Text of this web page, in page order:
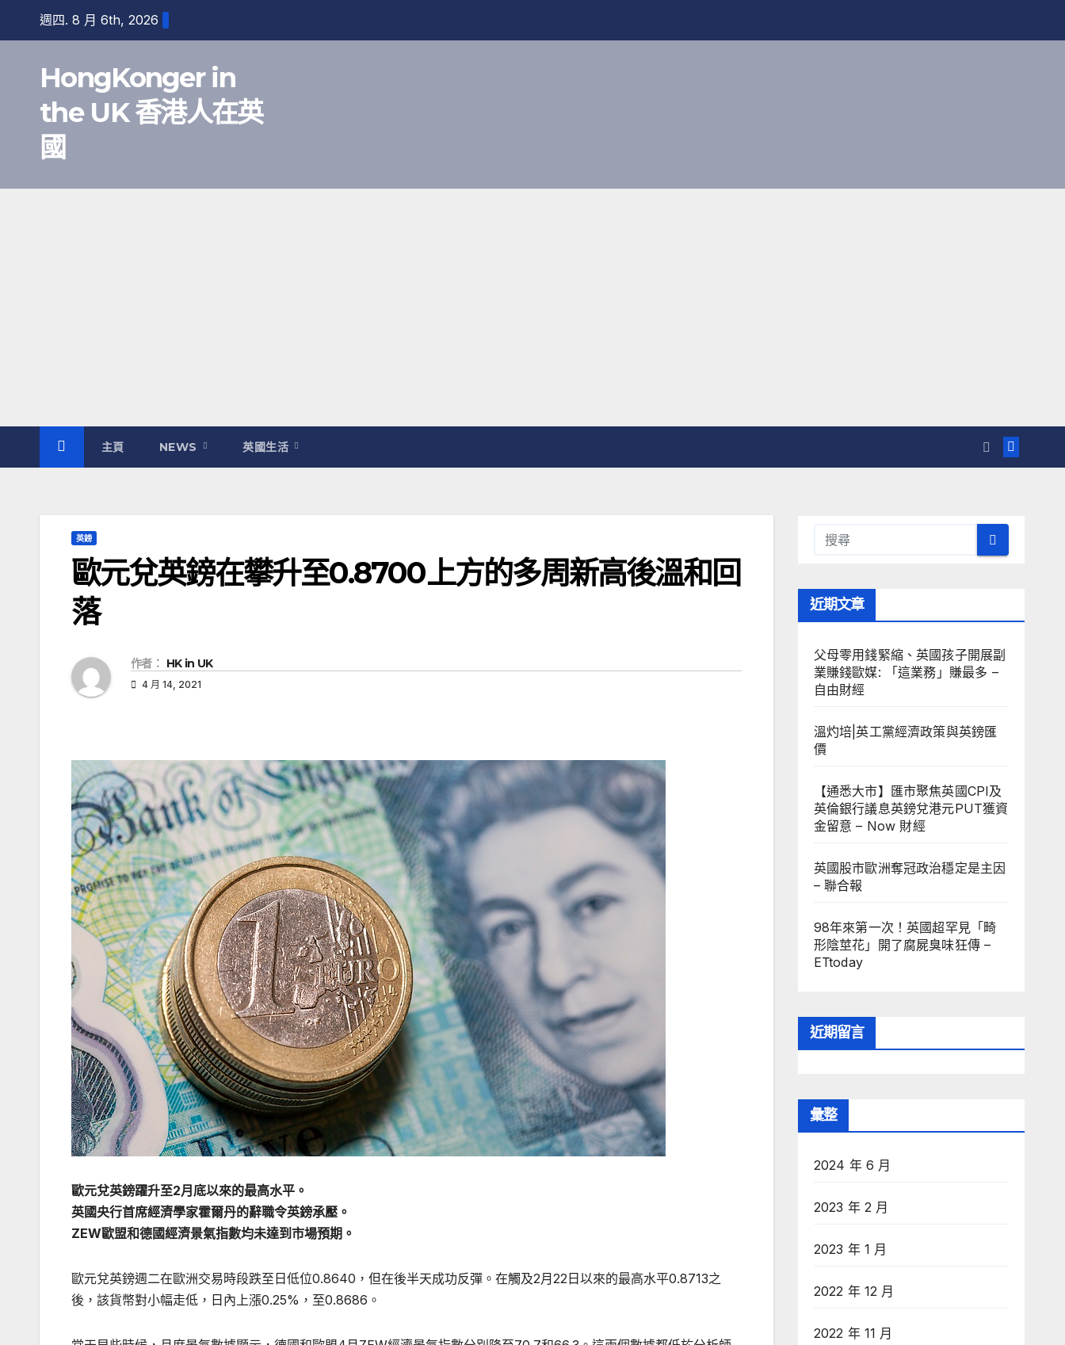
週四. 8 月 6th, 2026
HongKonger in
the UK 香港人在英
國
主頁 NEWS 英國生活
英鎊
歐元兌英鎊在攀升至0.8700上方的多周新高後溫和回
落
作者： HK in UK
4 月 14, 2021
歐元兌英鎊躍升至2月底以來的最高水平。
英國央行首席經濟學家霍爾丹的辭職令英鎊承壓。
ZEW歐盟和德國經濟景氣指數均未達到市場預期。
歐元兌英鎊週二在歐洲交易時段跌至日低位0.8640，但在後半天成功反彈。在觸及2月22日以來的最高水平0.8713之
後，該貨幣對小幅走低，日內上漲0.25%，至0.8686。
近期文章
父母零用錢緊縮、英國孩子開展副
業賺錢歐媒: 「這業務」賺最多 –
自由財經
溫灼培|英工黨經濟政策與英鎊匯
價
【通悉大市】匯市聚焦英國CPI及
英倫銀行議息英鎊兌港元PUT獲資
金留意 – Now 財經
英國股市歐洲奪冠政治穩定是主因
– 聯合報
98年來第一次！英國超罕見「畸
形陰莖花」開了腐屍臭味狂傳 –
ETtoday
近期留言
彙整
2024 年 6 月
2023 年 2 月
2023 年 1 月
2022 年 12 月
2022 年 11 月